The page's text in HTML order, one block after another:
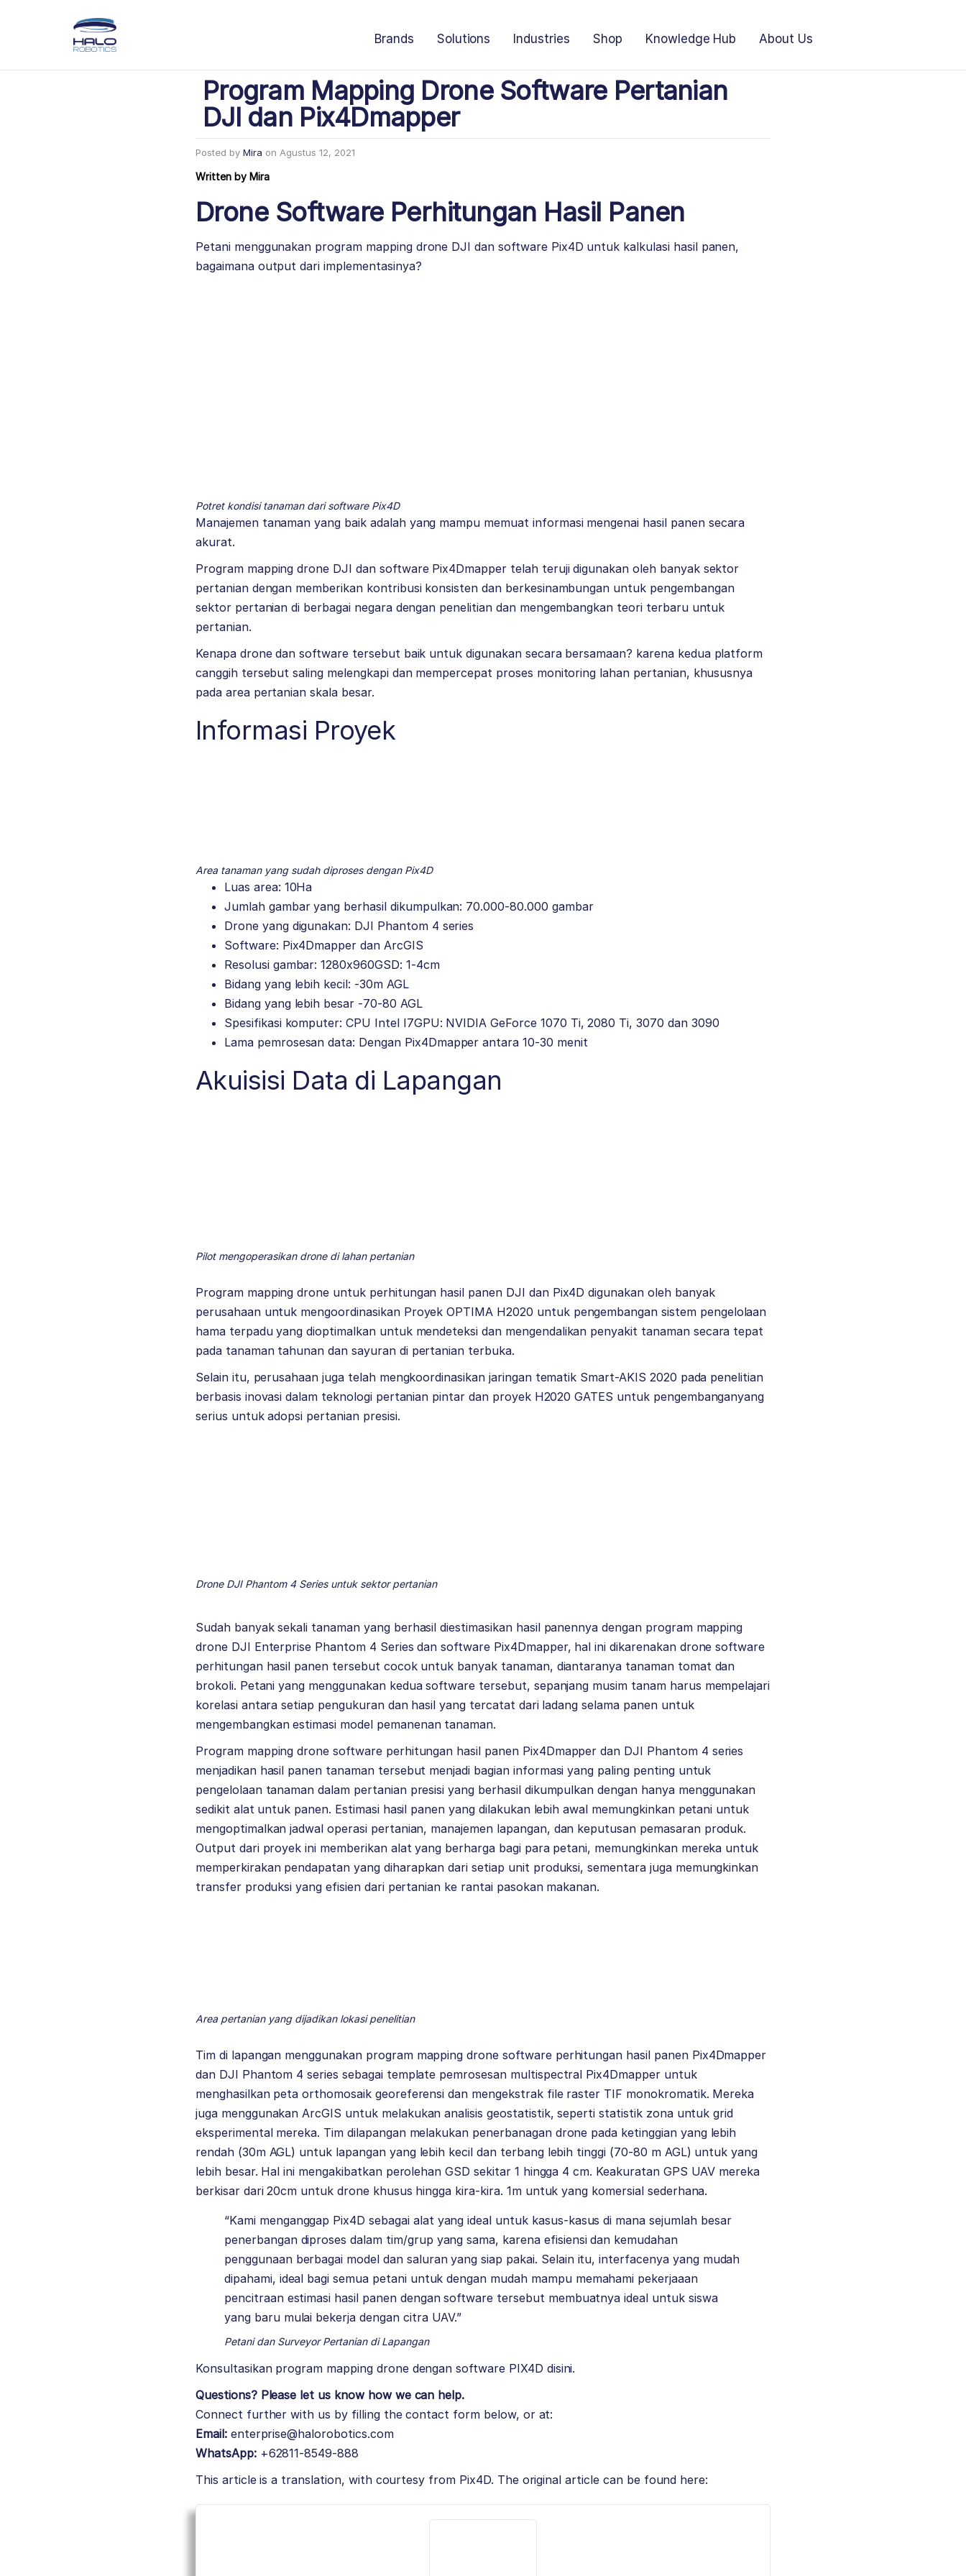
Brands Solutions Industries Shop Knowledge Hub About Us
Program Mapping Drone Software Pertanian
DJI dan Pix4Dmapper
Posted by Mira on Agustus 12, 2021
Written by Mira
Drone Software Perhitungan Hasil Panen
Petani menggunakan program mapping drone DJI dan software Pix4D untuk kalkulasi hasil panen,
bagaimana output dari implementasinya?
Potret kondisi tanaman dari software Pix4D
Manajemen tanaman yang baik adalah yang mampu memuat informasi mengenai hasil panen secara
akurat.
Program mapping drone DJI dan software Pix4Dmapper telah teruji digunakan oleh banyak sektor
pertanian dengan memberikan kontribusi konsisten dan berkesinambungan untuk pengembangan
sektor pertanian di berbagai negara dengan penelitian dan mengembangkan teori terbaru untuk
pertanian.
Kenapa drone dan software tersebut baik untuk digunakan secara bersamaan? karena kedua platform
canggih tersebut saling melengkapi dan mempercepat proses monitoring lahan pertanian, khususnya
pada area pertanian skala besar.
Informasi Proyek
Area tanaman yang sudah diproses dengan Pix4D
Luas area: 10Ha
Jumlah gambar yang berhasil dikumpulkan: 70.000-80.000 gambar
Drone yang digunakan: DJI Phantom 4 series
Software: Pix4Dmapper dan ArcGIS
Resolusi gambar: 1280x960GSD: 1-4cm
Bidang yang lebih kecil: -30m AGL
Bidang yang lebih besar -70-80 AGL
Spesifikasi komputer: CPU Intel I7GPU: NVIDIA GeForce 1070 Ti, 2080 Ti, 3070 dan 3090
Lama pemrosesan data: Dengan Pix4Dmapper antara 10-30 menit
Akuisisi Data di Lapangan
Pilot mengoperasikan drone di lahan pertanian
Program mapping drone untuk perhitungan hasil panen DJI dan Pix4D digunakan oleh banyak
perusahaan untuk mengoordinasikan Proyek OPTIMA H2020 untuk pengembangan sistem pengelolaan
hama terpadu yang dioptimalkan untuk mendeteksi dan mengendalikan penyakit tanaman secara tepat
pada tanaman tahunan dan sayuran di pertanian terbuka.
Selain itu, perusahaan juga telah mengkoordinasikan jaringan tematik Smart-AKIS 2020 pada penelitian
berbasis inovasi dalam teknologi pertanian pintar dan proyek H2020 GATES untuk pengembanganyang
serius untuk adopsi pertanian presisi.
Drone DJI Phantom 4 Series untuk sektor pertanian
Sudah banyak sekali tanaman yang berhasil diestimasikan hasil panennya dengan program mapping
drone DJI Enterprise Phantom 4 Series dan software Pix4Dmapper, hal ini dikarenakan drone software
perhitungan hasil panen tersebut cocok untuk banyak tanaman, diantaranya tanaman tomat dan
brokoli. Petani yang menggunakan kedua software tersebut, sepanjang musim tanam harus mempelajari
korelasi antara setiap pengukuran dan hasil yang tercatat dari ladang selama panen untuk
mengembangkan estimasi model pemanenan tanaman.
Program mapping drone software perhitungan hasil panen Pix4Dmapper dan DJI Phantom 4 series
menjadikan hasil panen tanaman tersebut menjadi bagian informasi yang paling penting untuk
pengelolaan tanaman dalam pertanian presisi yang berhasil dikumpulkan dengan hanya menggunakan
sedikit alat untuk panen. Estimasi hasil panen yang dilakukan lebih awal memungkinkan petani untuk
mengoptimalkan jadwal operasi pertanian, manajemen lapangan, dan keputusan pemasaran produk.
Output dari proyek ini memberikan alat yang berharga bagi para petani, memungkinkan mereka untuk
memperkirakan pendapatan yang diharapkan dari setiap unit produksi, sementara juga memungkinkan
transfer produksi yang efisien dari pertanian ke rantai pasokan makanan.
Area pertanian yang dijadikan lokasi penelitian
Tim di lapangan menggunakan program mapping drone software perhitungan hasil panen Pix4Dmapper
dan DJI Phantom 4 series sebagai template pemrosesan multispectral Pix4Dmapper untuk
menghasilkan peta orthomosaik georeferensi dan mengekstrak file raster TIF monokromatik. Mereka
juga menggunakan ArcGIS untuk melakukan analisis geostatistik, seperti statistik zona untuk grid
eksperimental mereka. Tim dilapangan melakukan penerbanagan drone pada ketinggian yang lebih
rendah (30m AGL) untuk lapangan yang lebih kecil dan terbang lebih tinggi (70-80 m AGL) untuk yang
lebih besar. Hal ini mengakibatkan perolehan GSD sekitar 1 hingga 4 cm. Keakuratan GPS UAV mereka
berkisar dari 20cm untuk drone khusus hingga kira-kira. 1m untuk yang komersial sederhana.
“Kami menganggap Pix4D sebagai alat yang ideal untuk kasus-kasus di mana sejumlah besar
penerbangan diproses dalam tim/grup yang sama, karena efisiensi dan kemudahan
penggunaan berbagai model dan saluran yang siap pakai. Selain itu, interfacenya yang mudah
dipahami, ideal bagi semua petani untuk dengan mudah mampu memahami pekerjaaan
pencitraan estimasi hasil panen dengan software tersebut membuatnya ideal untuk siswa
yang baru mulai bekerja dengan citra UAV.”
Petani dan Surveyor Pertanian di Lapangan
Konsultasikan program mapping drone dengan software PIX4D disini.
Questions? Please let us know how we can help.
Connect further with us by filling the contact form below, or at:
Email: enterprise@halorobotics.com
WhatsApp:+62811-8549-888
This article is a translation, with courtesy from Pix4D. The original article can be found here: